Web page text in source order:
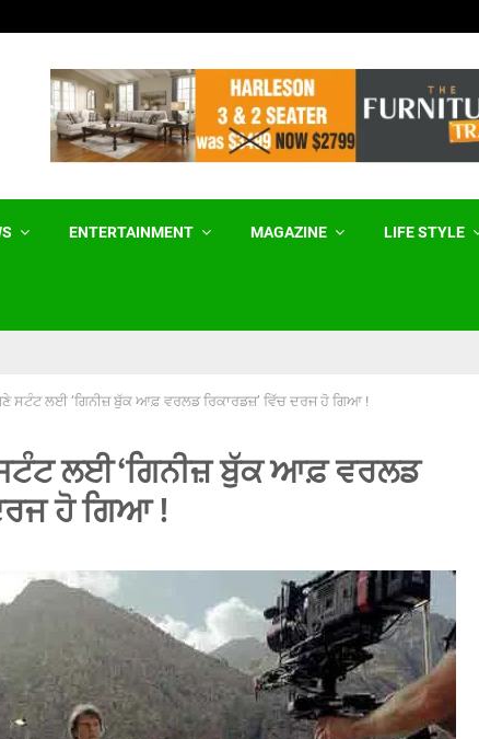
ENTERTAINMENT MAGAZINE LIFE STYLE
ਸਟੰਟ ਲਈ ‘ਗਿਨੀਜ਼ ਬੁੱਕ ਆਫ਼ ਵਰਲਡ ਰਿਕਾਰਡਜ਼’ ਵਿੱਚ ਦਰਜ ਹੋ ਗਿਆ !
ਲਈ ‘ਗਿਨੀਜ਼ ਬੁੱਕ ਆਫ਼ ਵਰਲਡ
ਹੋ ਗਿਆ !